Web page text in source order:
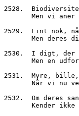
2528.
Men vi
2529.  Fint nok,
Men
2530.  I digt, der
Men en
2531.  Myre,
Når vi
2532.  Om deres
Kender